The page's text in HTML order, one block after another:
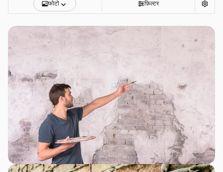
फोटो फ़िल्टर